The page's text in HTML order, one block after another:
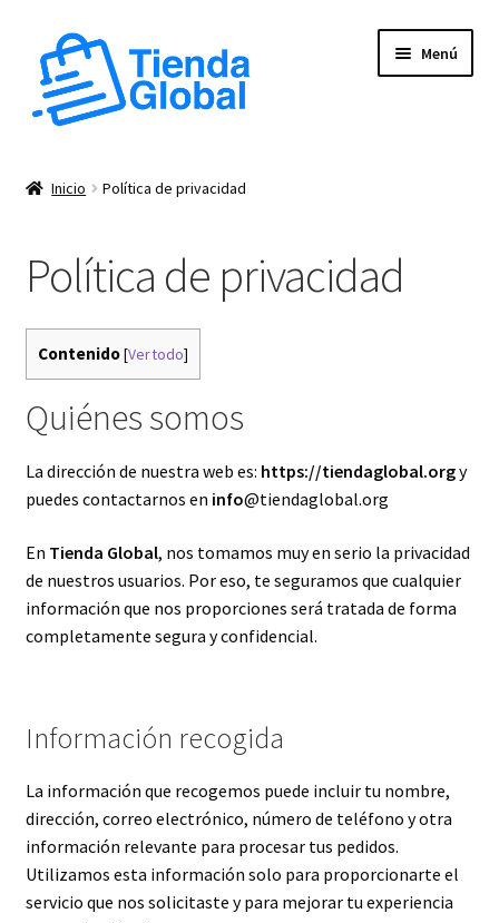
navegación
contenido
Menú
Productos Anime
Productos
Inicio Política de privacidad
Política de privacidad
Contenido[Ver todo]
Quiénes somos
La dirección de nuestra web es: https://tiendaglobal.orgy
puedes contactarnos en info@tiendaglobal.org
En Tienda Global, nos tomamos muy en serio la privacidad
de nuestros usuarios. Por eso, te seguramos que cualquier
información que nos proporciones será tratada de forma
completamente segura y confidencial.
Información recogida
La información que recogemos puede incluir tu nombre,
dirección, correo electrónico, número de teléfono y otra
información relevante para procesar tus pedidos.
Utilizamos esta información solo para proporcionarte el
servicio que nos solicitaste y para mejorar tu experiencia